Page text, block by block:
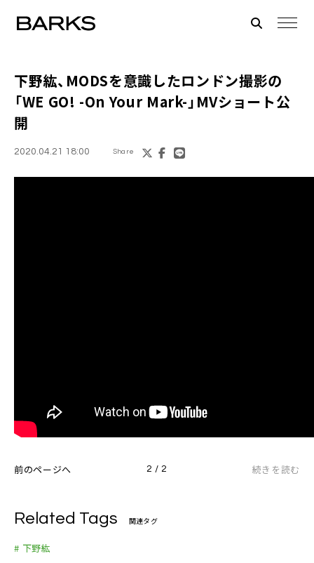
下野紘、MODSを意識したロンドン撮影の
「WE GO! -On Your Mark-」MVショート公
開
2020.04.21 18:00 Share
前のページへ 2 / 2 続きを読む
Related Tags 関連タグ
# 下野紘